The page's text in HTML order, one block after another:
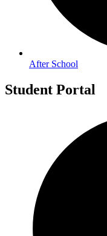
After School
Student Portal